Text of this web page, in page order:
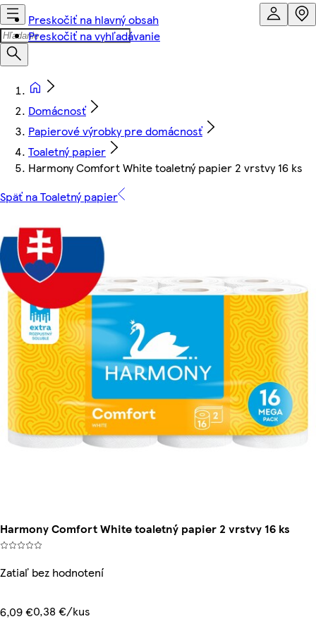
Preskočiť na hlavný obsah
Preskočiť na vyhľadávanie
Domácnosť
Papierové výrobky pre domácnosť
Toaletný papier
Harmony Comfort White toaletný papier 2 vrstvy 16 ks
Späť na Toaletný papier
Harmony Comfort White toaletný papier 2 vrstvy 16 ks
Zatiaľ bez hodnotení
6,09 €0,38 €/kus